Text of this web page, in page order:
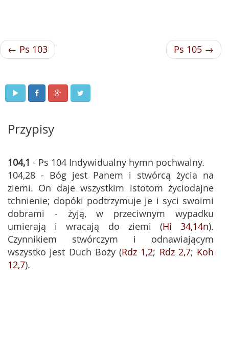
← Ps 103 Ps 105 →
Przypisy
104,1 - Ps 104 Indywidualny hymn pochwalny.
104,28 - Bóg jest Panem i stwórcą życia na
ziemi. On daje wszystkim istotom życiodajne
tchnienie; dopóki podtrzymuje je i syci swoimi
dobrami - żyją, w przeciwnym wypadku
umierają i wracają do ziemi (Hi 34,14n).
Czynnikiem stwórczym i odnawiającym
wszystko jest Duch Boży (Rdz 1,2; Rdz 2,7; Koh
12,7).